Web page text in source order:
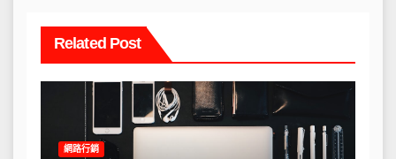
Related Post
網路行銷